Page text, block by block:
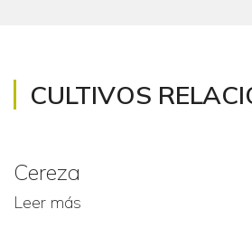
CULTIVOS
Cereza
Leer más